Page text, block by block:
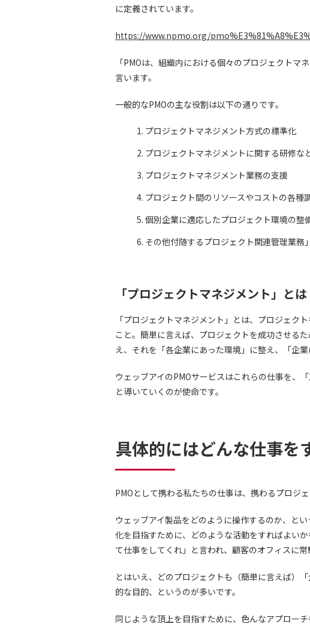
に定義されています。
https://www.npmo.org/
「PMOは、組織内における個々のプロジェクト
言います。
一般的なPMOの主な役割は以下の通りです。
プロジェクトマネジメント方式の標準化
プロジェクトマネジメントに関する研修な
プロジェクトマネジメント業務の支援
プロジェクト間のリソースやコストの各種
個別企業に適応したプロジェクト環境の整
その他付随するプロジェクト関連管理業務」
「プロジェクトマネジメント」とは
「プロジェクトマネジメント」とは、プロジェク
こと。簡単に言えば、プロジェクトを成功させる
え、それを「各企業にあった環境」に整え、「企
ウェッブアイのPMOサービスはこれらの仕事を、
と導いていくのが使命です。
具体的にはどんな仕事を
PMOとして携わる私たちの仕事は、携わるプロジェ
ウェッブアイ製品をどのように操作するのか、と
化を目指すために、どのような活動をすればよい
て仕事をしてくれ」と言われ、顧客のオフィスに常
とはいえ、どのプロジェクトも（簡単に言えば）
的な目的、というのが多いです。
同じような頂上を目指すために、色んなアプロー